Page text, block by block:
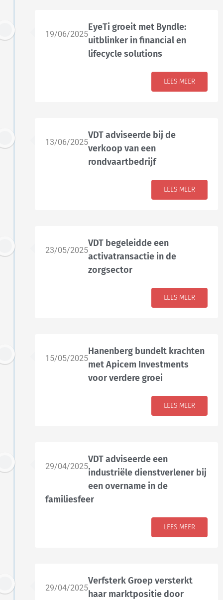
19/06/2025
EyeTi groeit met Byndle:
uitblinker in financial en
lifecycle solutions
LEES MEER
13/06/2025
VDT adviseerde bij de
verkoop van een
rondvaartbedrijf
LEES MEER
23/05/2025
VDT begeleidde een
activatransactie in de
zorgsector
LEES MEER
15/05/2025
Hanenberg bundelt krachten
met Apicem Investments
voor verdere groei
LEES MEER
29/04/2025
VDT adviseerde een
industriële dienstverlener bij
een overname in de
familiesfeer
LEES MEER
29/04/2025
Verfsterk Groep versterkt
haar marktpositie door